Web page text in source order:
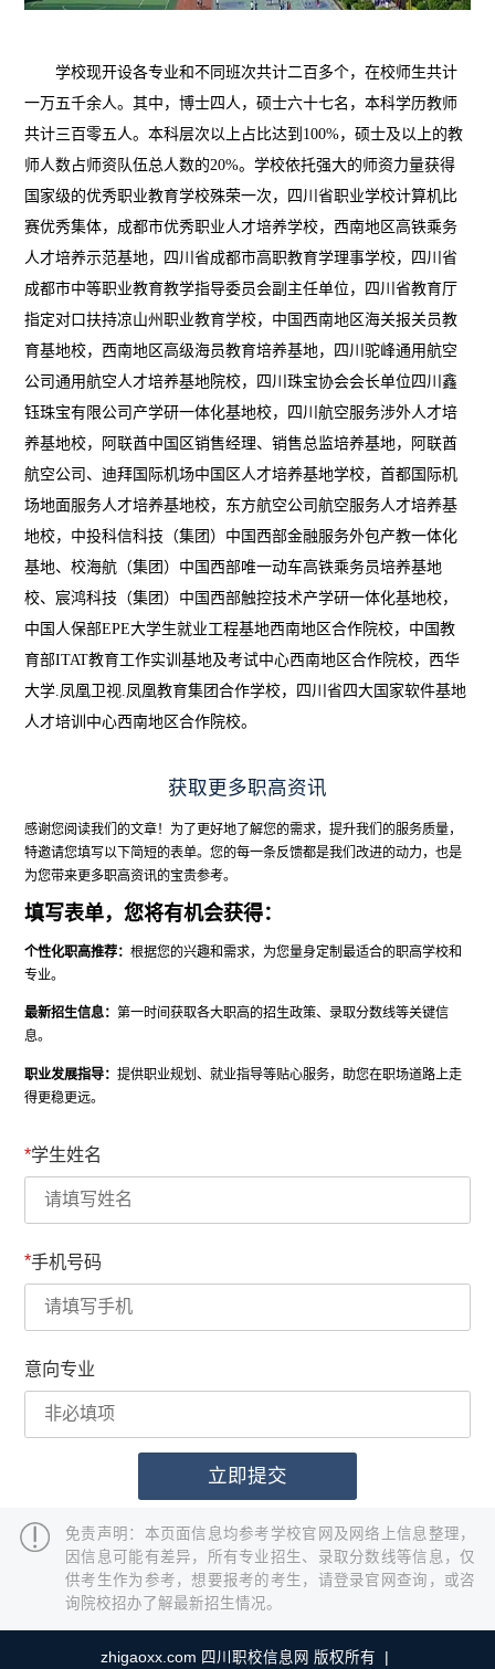
学校现开设各专业和不同班次共计二百多个，在校师生共计
一万五千余人。其中，博士四人，硕士六十七名，本科学历教师
共计三百零五人。本科层次以上占比达到100%，硕士及以上的教
师人数占师资队伍总人数的20%。学校依托强大的师资力量获得
国家级的优秀职业教育学校殊荣一次，四川省职业学校计算机比
赛优秀集体，成都市优秀职业人才培养学校，西南地区高铁乘务
人才培养示范基地，四川省成都市高职教育学理事学校，四川省
成都市中等职业教育教学指导委员会副主任单位，四川省教育厅
指定对口扶持凉山州职业教育学校，中国西南地区海关报关员教
育基地校，西南地区高级海员教育培养基地，四川驼峰通用航空
公司通用航空人才培养基地院校，四川珠宝协会会长单位四川鑫
钰珠宝有限公司产学研一体化基地校，四川航空服务涉外人才培
养基地校，阿联酋中国区销售经理、销售总监培养基地，阿联酋
航空公司、迪拜国际机场中国区人才培养基地学校，首都国际机
场地面服务人才培养基地校，东方航空公司航空服务人才培养基
地校，中投科信科技（集团）中国西部金融服务外包产教一体化
基地、校海航（集团）中国西部唯一动车高铁乘务员培养基地
校、宸鸿科技（集团）中国西部触控技术产学研一体化基地校，
中国人保部EPE大学生就业工程基地西南地区合作院校，中国教
育部ITAT教育工作实训基地及考试中心西南地区合作院校，西华
大学.凤凰卫视.凤凰教育集团合作学校，四川省四大国家软件基地
人才培训中心西南地区合作院校。
获取更多职高资讯
感谢您阅读我们的文章！为了更好地了解您的需求，提升我们的服务质量，
特邀请您填写以下简短的表单。您的每一条反馈都是我们改进的动力，也是
为您带来更多职高资讯的宝贵参考。
填写表单，您将有机会获得：
个性化职高推荐：根据您的兴趣和需求，为您量身定制最适合的职高学校和
专业。
最新招生信息：第一时间获取各大职高的招生政策、录取分数线等关键信
息。
职业发展指导：提供职业规划、就业指导等贴心服务，助您在职场道路上走
得更稳更远。
*学生姓名
*手机号码
意向专业
免责声明：本页面信息均参考学校官网及网络上信息整理，
因信息可能有差异，所有专业招生、录取分数线等信息，仅
供考生作为参考，想要报考的考生，请登录官网查询，或咨
询院校招办了解最新招生情况。
zhigaoxx.com 四川职校信息网 版权所有 |